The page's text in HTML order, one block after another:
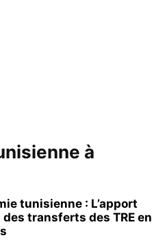
à
tunisienne : L’apport
transferts des TRE en